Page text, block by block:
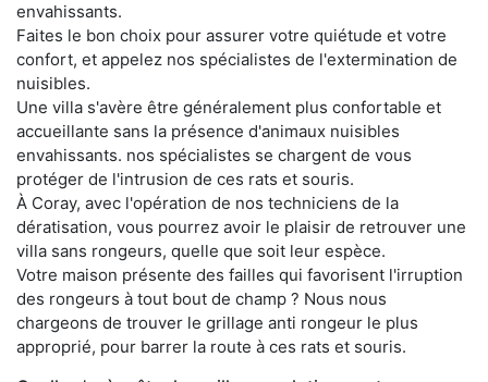
envahissants.
Faites le bon choix pour assurer votre quiétude et votre
confort, et appelez nos spécialistes de l'extermination de
nuisibles.
Une villa s'avère être généralement plus confortable et
accueillante sans la présence d'animaux nuisibles
envahissants. nos spécialistes se chargent de vous
protéger de l'intrusion de ces rats et souris.
À Coray, avec l'opération de nos techniciens de la
dératisation, vous pourrez avoir le plaisir de retrouver une
villa sans rongeurs, quelle que soit leur espèce.
Votre maison présente des failles qui favorisent l'irruption
des rongeurs à tout bout de champ ? Nous nous
chargeons de trouver le grillage anti rongeur le plus
approprié, pour barrer la route à ces rats et souris.